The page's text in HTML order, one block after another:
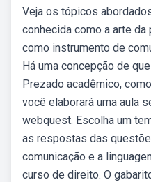
Veja os tópicos
conhecida como a arte da
como instrumento de
Há uma concepção de
Prezado acadêmico,
você elaborará uma aula
webquest. Escolha um
as respostas das
comunicação e a
curso de direito. O